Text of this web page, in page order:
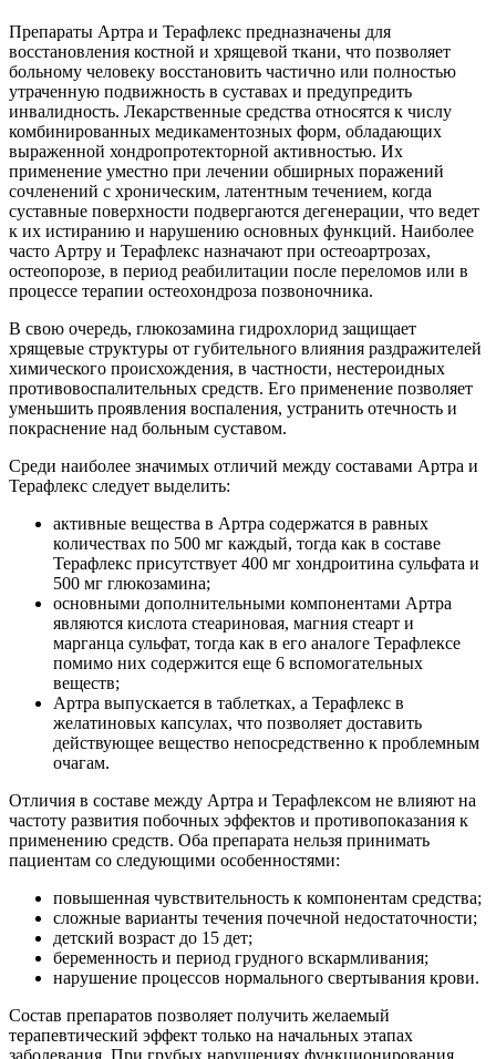
Препараты Артра и Терафлекс предназначены для
восстановления костной и хрящевой ткани, что позволяет
больному человеку восстановить частично или полностью
утраченную подвижность в суставах и предупредить
инвалидность. Лекарственные средства относятся к числу
комбинированных медикаментозных форм, обладающих
выраженной хондропротекторной активностью. Их
применение уместно при лечении обширных поражений
сочленений с хроническим, латентным течением, когда
суставные поверхности подвергаются дегенерации, что ведет
к их истиранию и нарушению основных функций. Наиболее
часто Артру и Терафлекс назначают при остеоартрозах,
остеопорозе, в период реабилитации после переломов или в
процессе терапии остеохондроза позвоночника.
В свою очередь, глюкозамина гидрохлорид защищает
хрящевые структуры от губительного влияния раздражителей
химического происхождения, в частности, нестероидных
противовоспалительных средств. Его применение позволяет
уменьшить проявления воспаления, устранить отечность и
покраснение над больным суставом.
Среди наиболее значимых отличий между составами Артра и
Терафлекс следует выделить:
активные вещества в Артра содержатся в равных
количествах по 500 мг каждый, тогда как в составе
Терафлекс присутствует 400 мг хондроитина сульфата и
500 мг глюкозамина;
основными дополнительными компонентами Артра
являются кислота стеариновая, магния стеарт и
марганца сульфат, тогда как в его аналоге Терафлексе
помимо них содержится еще 6 вспомогательных
веществ;
Артра выпускается в таблетках, а Терафлекс в
желатиновых капсулах, что позволяет доставить
действующее вещество непосредственно к проблемным
очагам.
Отличия в составе между Артра и Терафлексом не влияют на
частоту развития побочных эффектов и противопоказания к
применению средств. Оба препарата нельзя принимать
пациентам со следующими особенностями:
повышенная чувствительность к компонентам средства;
сложные варианты течения почечной недостаточности;
детский возраст до 15 дет;
беременность и период грудного вскармливания;
нарушение процессов нормального свертывания крови.
Состав препаратов позволяет получить желаемый
терапевтический эффект только на начальных этапах
заболевания. При грубых нарушениях функционирования